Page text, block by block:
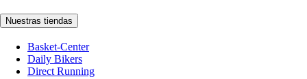
Nuestras tiendas
Basket-Center
Daily Bikers
Direct Running